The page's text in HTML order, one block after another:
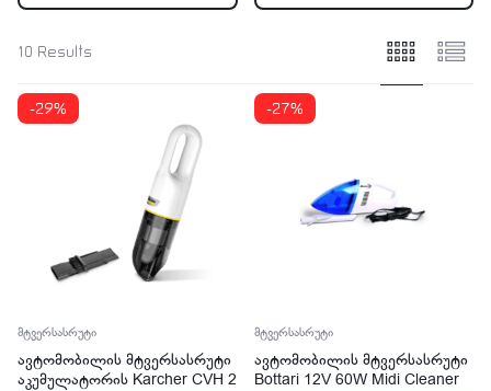
10 Results
-29%
მტვერსასრუტი
ავტომობილის მტვერსასრუტი
აკუმულატორის Karcher CVH 2
-27%
მტვერსასრუტი
ავტომობილის მტვერსასრუტი
Bottari 12V 60W Midi Cleaner